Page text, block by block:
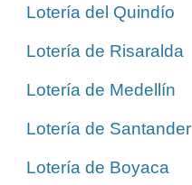
Lotería del Quindío
Lotería de Risaralda
Lotería de Medellín
Lotería de Santander
Lotería de Boyaca